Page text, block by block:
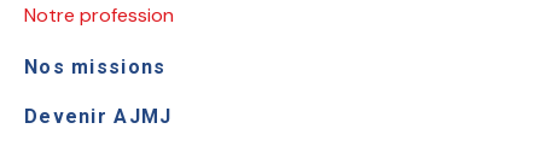
Notre profession
Nos missions
Devenir AJMJ